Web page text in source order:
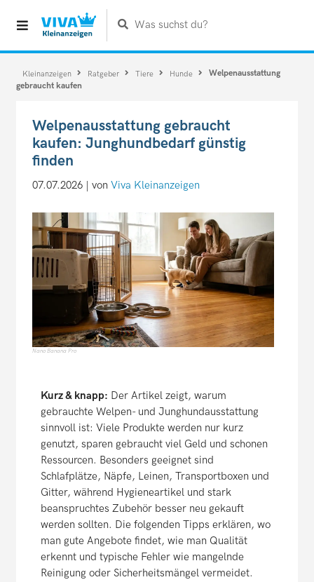
Was suchst du?
Kleinanzeigen Ratgeber Tiere Hunde
Welpenausstattung
gebraucht kaufen
Welpenausstattung gebraucht
kaufen: Junghundbedarf günstig
finden
07.07.2026 | von Viva Kleinanzeigen
Nano Banana Pro
Kurz & knapp: Der Artikel zeigt, warum
gebrauchte Welpen- und Junghundausstattung
sinnvoll ist: Viele Produkte werden nur kurz
genutzt, sparen gebraucht viel Geld und schonen
Ressourcen. Besonders geeignet sind
Schlafplätze, Näpfe, Leinen, Transportboxen und
Gitter, während Hygieneartikel und stark
beanspruchtes Zubehör besser neu gekauft
werden sollten. Die folgenden Tipps erklären, wo
man gute Angebote findet, wie man Qualität
erkennt und typische Fehler wie mangelnde
Reinigung oder Sicherheitsmängel vermeidet.